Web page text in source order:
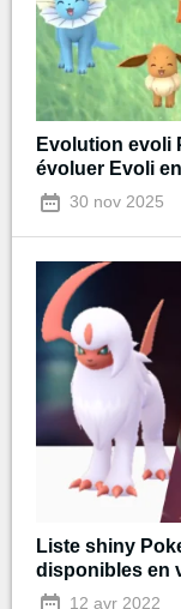
Evolution evoli
évoluer Evoli
30 nov 2025
Liste shiny
disponibles en
12 avr 2022